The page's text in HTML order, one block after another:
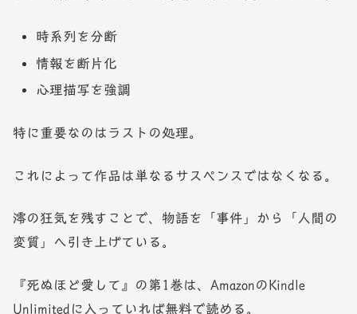
時系列を分断
情報を断片化
心理描写を強調
特に重要なのはラストの処理。
これによって作品は単なるサスペンスではなくなる。
澪の狂気を残すことで、物語を「事件」から「人間の
変質」へ引き上げている。
『死ぬほど愛して』の第1巻は、AmazonのKindle
Unlimitedに入っていれば無料で読める。